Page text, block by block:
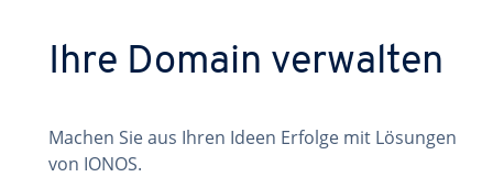
Ihre Domain verwalten
Machen Sie aus Ihren Ideen Erfolge mit Lösungen
von IONOS.